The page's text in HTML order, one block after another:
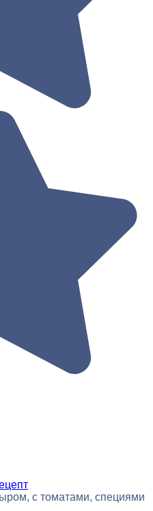
с томатами, специями